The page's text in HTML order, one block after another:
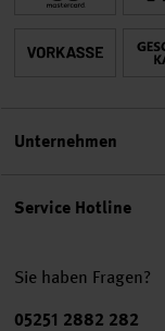
Service Hotline
Sie haben Fragen?
Telefonnummer
05251 2882 282
Unternehmen